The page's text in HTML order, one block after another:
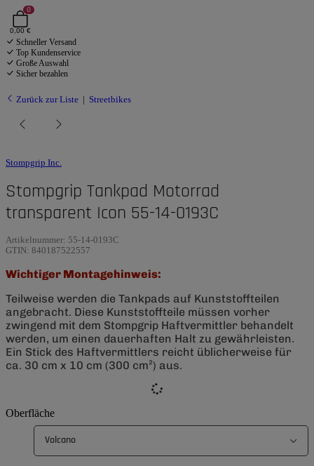
0
0,00 €
Schneller Versand
Top Kundenservice
Große Auswahl
Sicher bezahlen
Zurück zur Liste Streetbikes
Stompgrip Inc.
Stompgrip Tankpad Motorrad
transparent Icon 55-14-0193C
Artikelnummer: 55-14-0193C
GTIN: 840187522557
Wichtiger Montagehinweis:
Teilweise werden die Tankpads auf Kunststoffteilen
angebracht. Diese Kunststoffteile müssen vorher
zwingend mit dem Stompgrip Haftvermittler behandelt
werden, um einen dauerhaften Halt zu gewährleisten.
Ein Stick des Haftvermittlers reicht üblicherweise für
ca. 30 cm x 10 cm (300 cm²) aus.
Oberfläche
Volcano